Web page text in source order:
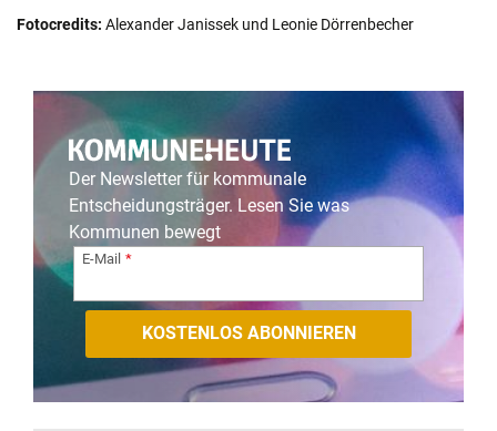
Fotocredits: Alexander Janissek und Leonie Dörrenbecher
Der Newsletter für kommunale
Entscheidungsträger. Lesen Sie was
Kommunen bewegt
E-Mail